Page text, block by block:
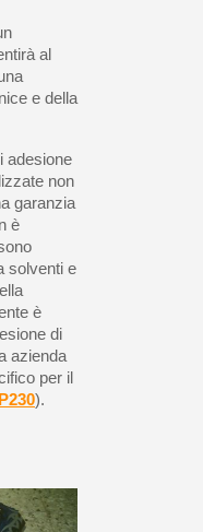
al
e della
adesione
non
garanzia
è
solventi e
è
di
azienda
per il
).